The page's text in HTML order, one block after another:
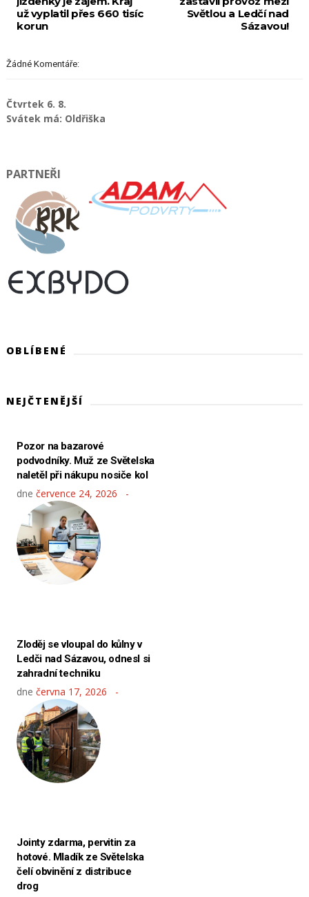
Světlou a Ledčí nad
Sázavou!
už vyplatil přes 660 tisíc
korun
Žádné Komentáře:
Čtvrtek 6. 8.
Svátek má: Oldřiška
PARTNEŘI
OBLÍBENÉ
NEJČTENĚJŠÍ
Pozor na bazarové
podvodníky. Muž ze Světelska
naletěl při nákupu nosiče kol
dne července 24, 2026
Zloděj se vloupal do kůlny v
Ledči nad Sázavou, odnesl si
zahradní techniku
dne června 17, 2026
Jointy zdarma, pervitin za
hotové. Mladík ze Světelska
čelí obvinění z distribuce
drog